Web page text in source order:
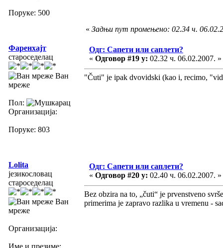
Поруке: 500
« Задњи пут промењено: 02.34 ч.
Фаренхајт
староседелац
Ван
мреже
Пол:
Организација:
Поруке: 803
Одг: Сапети или саплети?
« Одговор #19 у: 02.32 ч. 06.02.2007. »
"Čuti" je ipak dvovidski (kao i, recimo,
Lolita
језикословац
староседелац
Ван
мреже
Организација:
Име и презиме:
Одг: Сапети или саплети?
« Одговор #20 у: 02.40 ч. 06.02.2007. »
Bez obzira na to, „čuti“ je prvenstveno
primerima je zapravo razlika u vremenu -